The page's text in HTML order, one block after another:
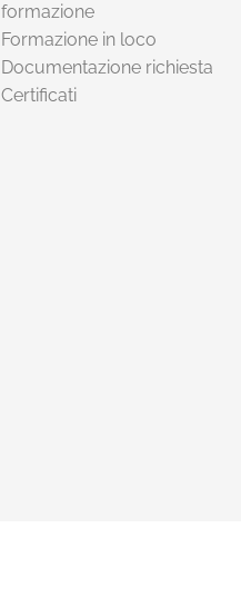
formazione
Formazione in loco
Documentazione richiesta
Certificati